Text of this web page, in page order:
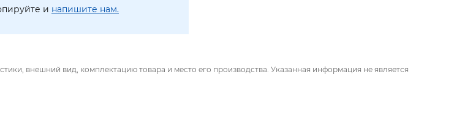
и напишите нам.
внешний вид, комплектацию товара и место его производства. Указанная информация не является